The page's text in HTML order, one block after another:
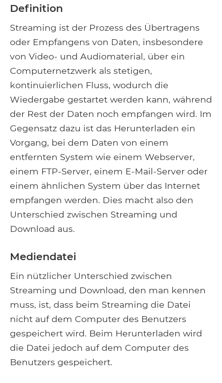
Definition
Streaming ist der Prozess des Übertragens
oder Empfangens von Daten, insbesondere
von Video- und Audiomaterial, über ein
Computernetzwerk als stetigen,
kontinuierlichen Fluss, wodurch die
Wiedergabe gestartet werden kann, während
der Rest der Daten noch empfangen wird. Im
Gegensatz dazu ist das Herunterladen ein
Vorgang, bei dem Daten von einem
entfernten System wie einem Webserver,
einem FTP-Server, einem E-Mail-Server oder
einem ähnlichen System über das Internet
empfangen werden. Dies macht also den
Unterschied zwischen Streaming und
Download aus.
Mediendatei
Ein nützlicher Unterschied zwischen
Streaming und Download, den man kennen
muss, ist, dass beim Streaming die Datei
nicht auf dem Computer des Benutzers
gespeichert wird. Beim Herunterladen wird
die Datei jedoch auf dem Computer des
Benutzers gespeichert.